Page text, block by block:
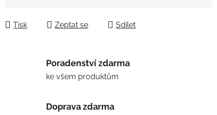
Tisk Zeptat se Sdílet
Poradenství zdarma
ke všem produktům
Doprava zdarma